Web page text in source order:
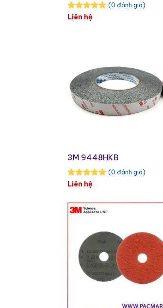
(0 đánh giá)
Liên hệ
3M 9448HKB
(0 đánh giá)
Liên hệ